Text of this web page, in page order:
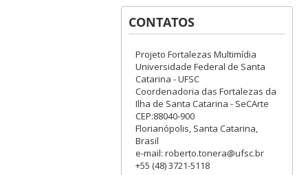
CONTATOS
Projeto Fortalezas Multimídia
Universidade Federal de Santa
Catarina - UFSC
Coordenadoria das Fortalezas da
Ilha de Santa Catarina - SeCArte
CEP:88040-900
Florianópolis, Santa Catarina,
Brasil
e-mail: roberto.tonera@ufsc.br
+55 (48) 3721-5118